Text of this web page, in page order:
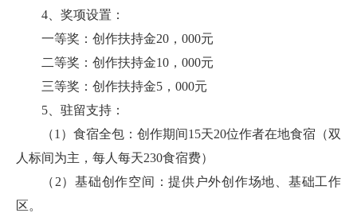
4、奖项设置：
一等奖：创作扶持金20，000元
二等奖：创作扶持金10，000元
三等奖：创作扶持金5，000元
5、驻留支持：
（1）食宿全包：创作期间15天20位作者在地食宿（双
人标间为主，每人每天230食宿费）
（2）基础创作空间：提供户外创作场地、基础工作
区。